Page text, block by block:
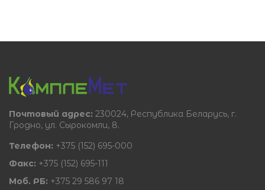
Почтовый адрес: 230024, Республика Беларусь, г.
Гродно, ул. Сырокомли, 8.
Телефон: +375 (152) 695-000
Факс: +375 (152) 695-111
Моб. РБ: +375 29 586 97 18